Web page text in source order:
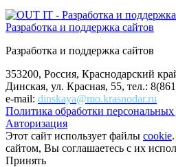
Разработка и поддержка сайтов
Разработка и поддержка сайтов
353200, Россия, Краснодарский
Динская, ул. Красная, 55, тел.:
e-mail: dinskaya@mo.krasnodar.ru
Политика обработки
Авторизация
Этот сайт использует файлы cookie
сайтом, Вы соглашаетесь с их
Принять